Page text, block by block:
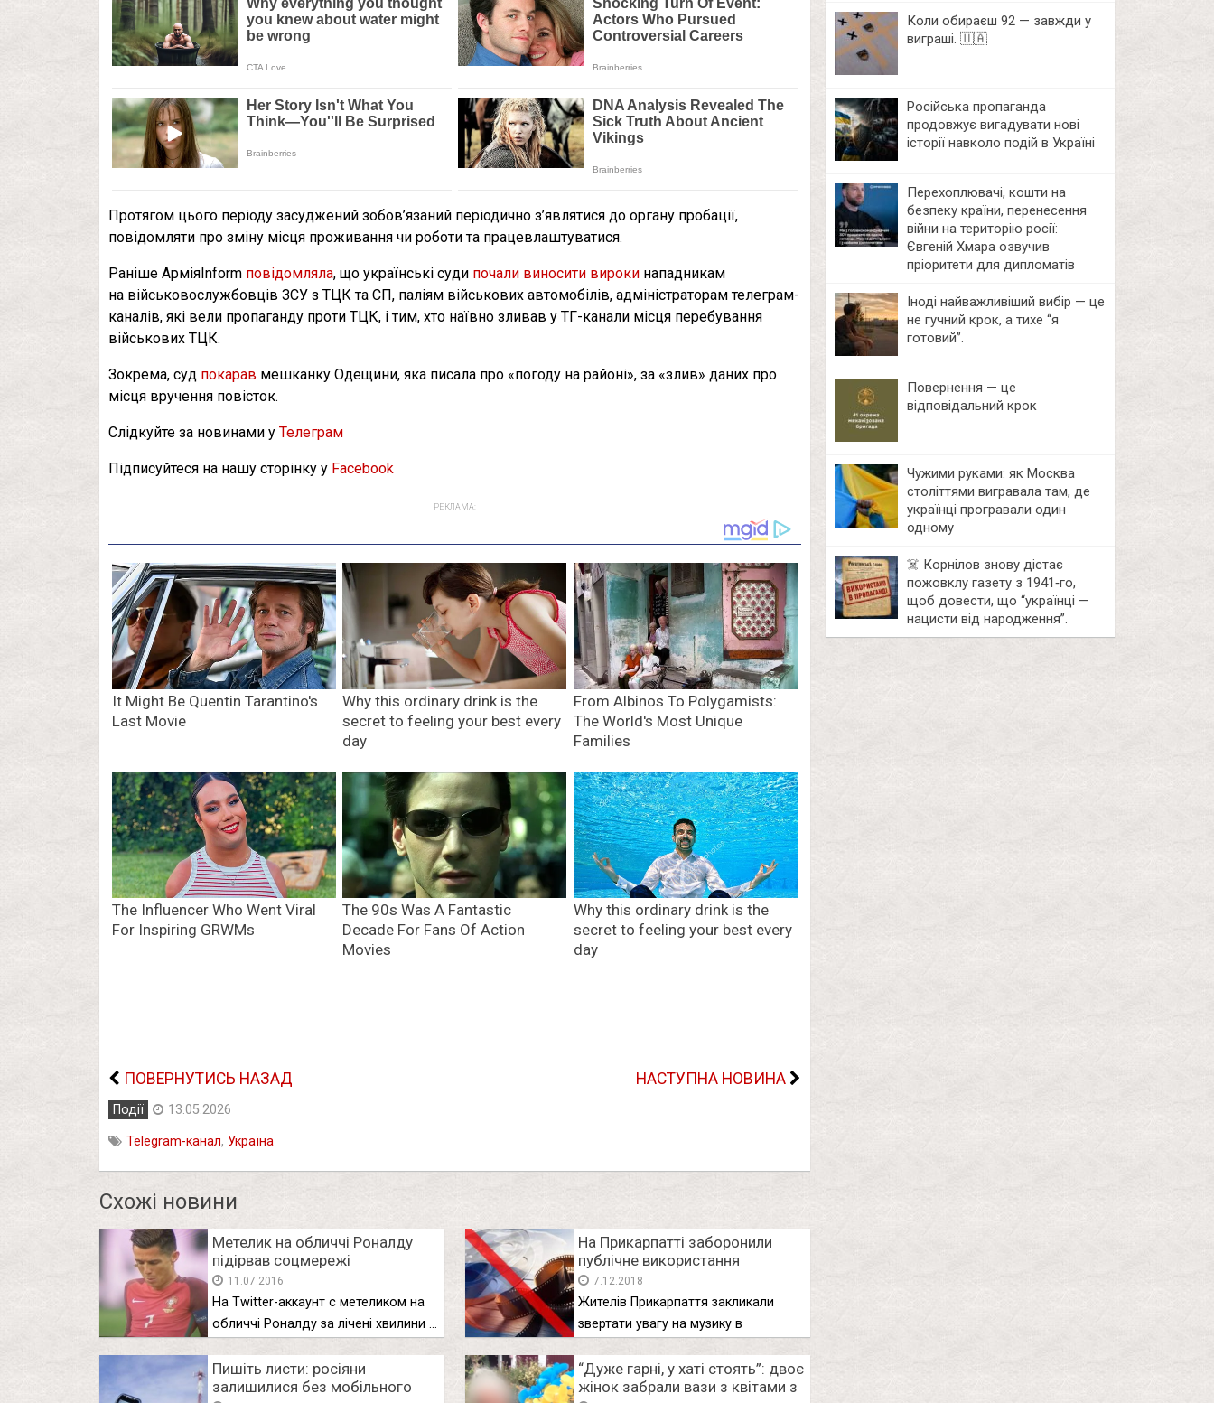
Протягом цього періоду засуджений зобов’язаний періодично з’являтися до органу пробації,
повідомляти про зміну місця проживання чи роботи та працевлаштуватися.
Раніше АрміяInform повідомляла, що українські суди почали виносити вироки нападникам
на військовослужбовців ЗСУ з ТЦК та СП, паліям військових автомобілів, адміністраторам телеграм-
каналів, які вели пропаганду проти ТЦК, і тим, хто наївно зливав у ТГ-канали місця перебування
військових ТЦК.
Зокрема, суд покарав мешканку Одещини, яка писала про «погоду на районі», за «злив» даних про
місця вручення повісток.
Слідкуйте за новинами у Телеграм
Підписуйтеся на нашу сторінку у Facebook
РЕКЛАМА:
ПОВЕРНУТИСЬ НАЗАД НАСТУПНА НОВИНА
Події 13.05.2026
Telegram-канал, Україна
Схожі новини
Метелик на обличчі Роналду
підірвав соцмережі
11.07.2016
На Twitter-аккаунт c метеликом на
обличчі Роналду за лічені хвилини …
На Прикарпатті заборонили
публічне використання
російських фільмів і музики
7.12.2018
Жителів Прикарпаття закликали
звертати увагу на музику в
Пишіть листи: росіяни
залишилися без мобільного
“Дуже гарні, у хаті стоять”: двоє
жінок забрали вази з квітами з
Коли обираєш 92 — завжди у
виграші. 🇺🇦
Російська пропаганда
продовжує вигадувати нові
історії навколо подій в Україні
Перехоплювачі, кошти на
безпеку країни, перенесення
війни на територію росії:
Євгеній Хмара озвучив
пріоритети для дипломатів
Іноді найважливіший вибір — це
не гучний крок, а тихе “я
готовий”.
Повернення — це
відповідальний крок
Чужими руками: як Москва
століттями вигравала там, де
українці програвали один
одному
☠️ Корнілов знову дістає
пожовклу газету з 1941‑го,
щоб довести, що “українці —
нацисти від народження”.